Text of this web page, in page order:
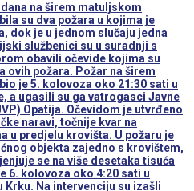
na širem matuljskom
su dva požara u kojima je
dok je u jednom slučaju jedna
službenici su u suradnji s
obavili očevide kojima su
ovih požara. Požar na širem
je 5. kolovoza oko 21:30 sati u
a ugasili su ga vatrogasci Javne
Opatija. Očevidom je utvrđeno
naravi, točnije kvar na
u predjelu krovišta. U požaru je
objekta zajedno s krovištem,
se na više desetaka tisuća
6. kolovoza oko 4:20 sati u
Na intervenciju su izašli